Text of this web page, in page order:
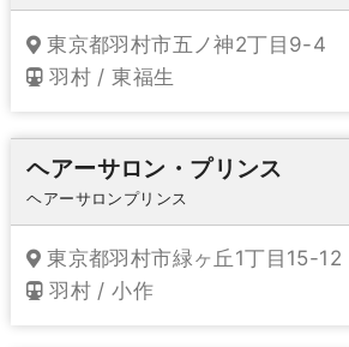
東京都羽村市五ノ神2丁目9-4
羽村 / 東福生
ヘアーサロン・プリンス
ヘアーサロンプリンス
東京都羽村市緑ヶ丘1丁目15-12
羽村 / 小作